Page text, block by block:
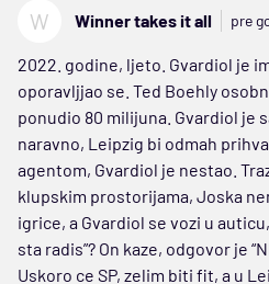
W Winner takes it all pre
2022. godine, ljeto. Gvardiol je
oporavljjao se. Ted Boehly
ponudio 80 milijuna. Gvardiol je
naravno, Leipzig bi odmah
agentom, Gvardiol je nestao.
klupskim prostorijama, Joska
igrice, a Gvardiol se vozi u
sta radis”? On kaze, odgovor je
Uskoro ce SP, zelim biti fit, a u